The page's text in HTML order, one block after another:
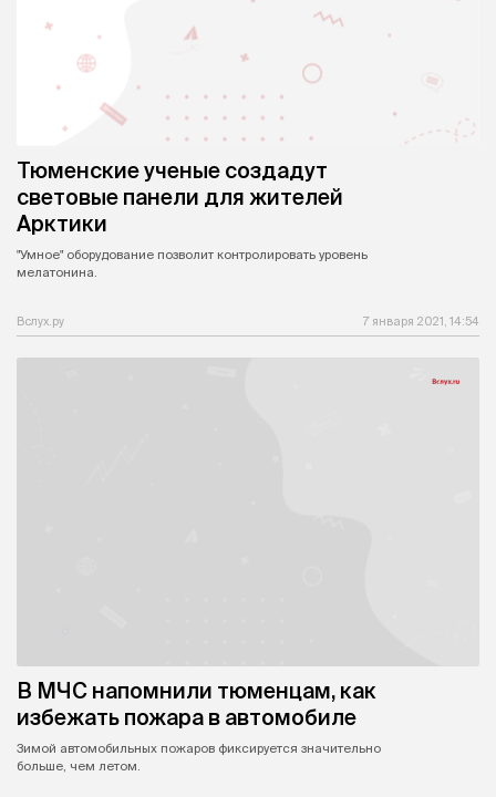
Тюменские ученые создадут
световые панели для жителей
Арктики
"Умное" оборудование позволит контролировать уровень
мелатонина.
Вслух.ру 7 января 2021, 14:54
В МЧС напомнили тюменцам, как
избежать пожара в автомобиле
Зимой автомобильных пожаров фиксируется значительно
больше, чем летом.